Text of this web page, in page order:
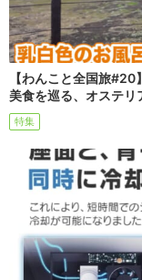
【わんこと全国旅
美食を巡る、オステリ
特集